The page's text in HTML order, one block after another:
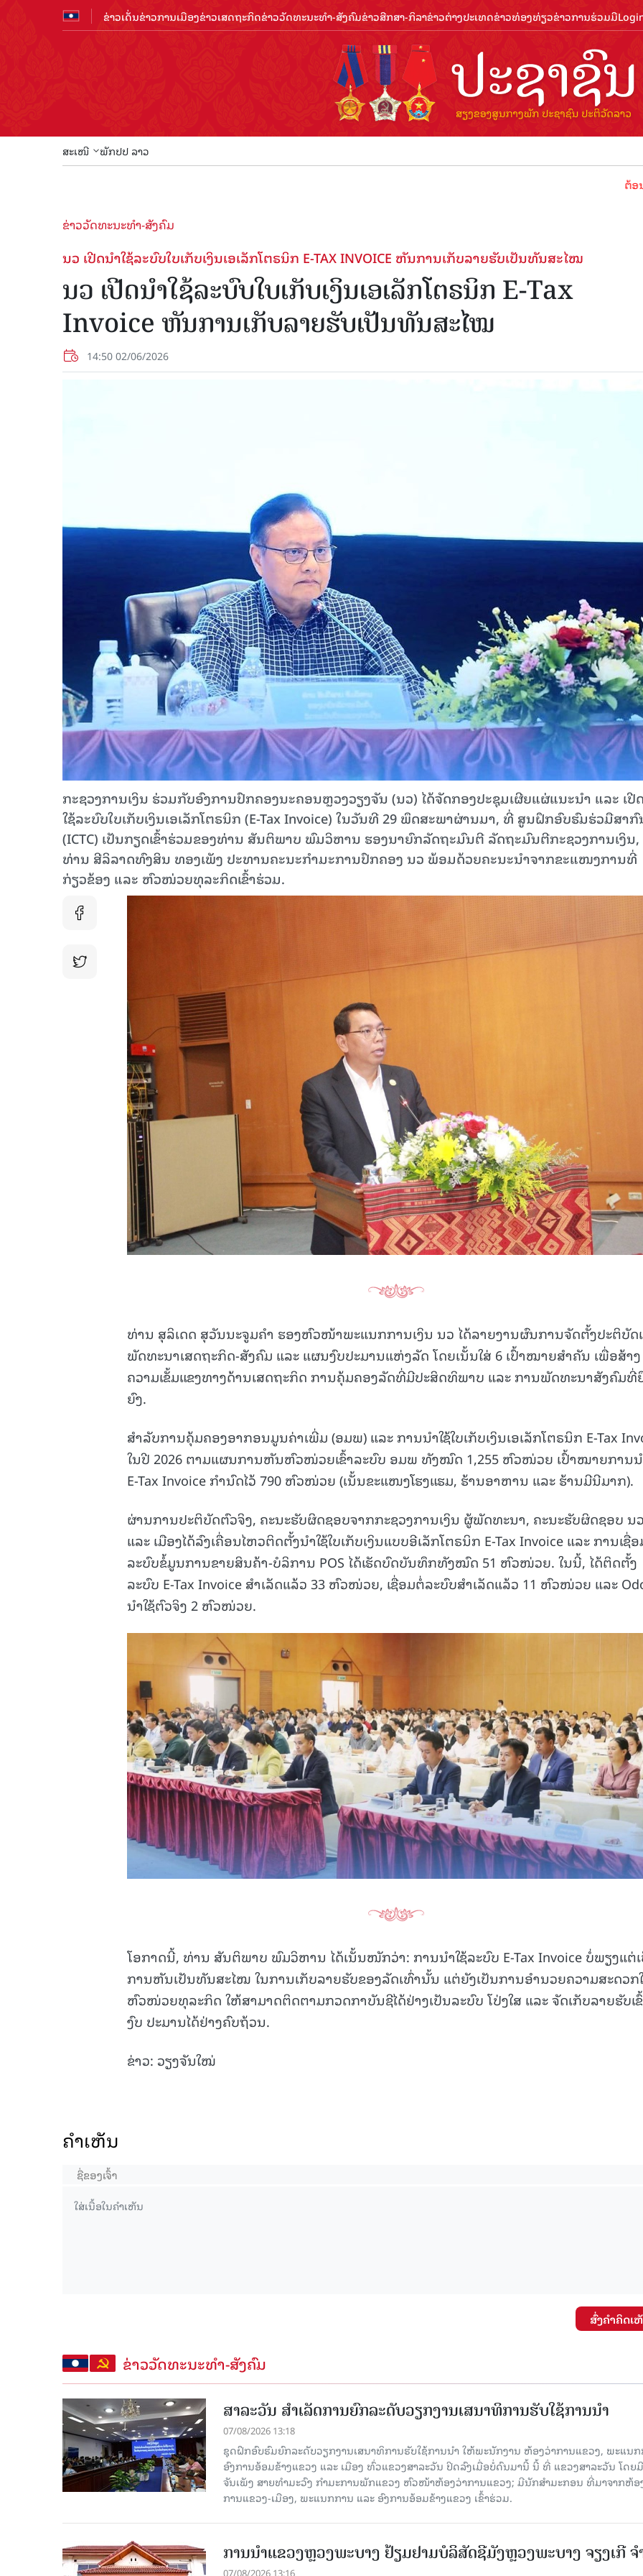
ຂ່າວເດັ່ນຂ່າວການເມືອງຂ່າວເສດຖະກິດຂ່າວວັດທະນະທຳ-ສັງຄົມຂ່າວສືກສາ-ກິລາຂ່າວຕ່າງປະເທດຂ່າວທ່ອງທ່ຽວຂ່າວການຮ່ວມມື
ສະເໜີ ພັກປປ ລາວ
ຕ້ອນຮັບປີທ່
ຂ່າວວັດທະນະທຳ-ສັງຄົມ
ນວ ເປີດນຳໃຊ້ລະບົບໃບເກັບເງິນເອເລັກໂຕຣນິກ E-TAX INVOICE ຫັນການເກັບລາຍຮັບເປັນທັນສະໄໝ
ນວ ເປີດນຳໃຊ້ລະບົບໃບເກັບເງິນເອເລັກໂຕຣນິກ E-Tax
Invoice ຫັນການເກັບລາຍຮັບເປັນທັນສະໄໝ
14:50 02/06/2026
ກະຊວງການເງິນ ຮ່ວມກັບອົງການປົກຄອງນະຄອນຫຼວງວຽງຈັນ (ນວ) ໄດ້ຈັດກອງປະຊຸມເຜີຍແຜ່ແນະນໍາ ແລະ ເປີ
ໃຊ້ລະບົບໃບເກັບເງິນເອເລັກໂຕຣນິກ (E-Tax Invoice) ໃນວັນທີ 29 ພຶດສະພາຜ່ານມາ, ທີ່ ສູນຝຶກອົບຮົມຮ່ວມືສາ
(ICTC) ເປັນກຽດເຂົ້າຮ່ວມຂອງທ່ານ ສັນຕິພາບ ພົມວິຫານ ຮອງນາຍົກລັດຖະມົນຕີ ລັດຖະມົນຕີກະຊວງການເງິນ,
ທ່ານ ສີລິລາດທົງສິນ ທອງເພັງ ປະທານຄະນະກຳມະການປົກຄອງ ນວ ພ້ອມດ້ວຍຄະນະນຳຈາກຂະແໜງການທີ່
ກ່ຽວຂ້ອງ ແລະ ຫົວໜ່ວຍທຸລະກິດເຂົ້າຮ່ວມ.
ທ່ານ ສຸລິເດດ ສຸວັນນະຈູມຄໍາ ຮອງຫົວໜ້າພະແນກການເງິນ ນວ ໄດ້ລາຍງານຜົນການຈັດຕັ້ງປະຕິບັດ
ພັດທະນາເສດຖະກິດ-ສັງຄົມ ແລະ ແຜນງົບປະມານແຫ່ງລັດ ໂດຍເນັ້ນໃສ່ 6 ເປົ້າໝາຍສຳຄັນ ເພື່ອສ້າງ
ຄວາມເຂັ້ມແຂງທາງດ້ານເສດຖະກິດ ການຄຸ້ມຄອງລັດທີ່ມີປະສິດທິພາບ ແລະ ການພັດທະນາສັງຄົມທີ່
ຍົງ.
ສຳລັບການຄຸ້ມຄອງອາກອນມູນຄ່າເພີ່ມ (ອມພ) ແລະ ການນຳໃຊ້ໃບເກັບເງິນເອເລັກໂຕຣນິກ E-Tax
ໃນປີ 2026 ຕາມແຜນການຫັນຫົວໜ່ວຍເຂົ້າລະບົບ ອມພ ທັງໝົດ 1,255 ຫົວໜ່ວຍ ເປົ້າໝາຍການນ
E-Tax Invoice ກຳນົດໄວ້ 790 ຫົວໜ່ວຍ (ເນັ້ນຂະແໜງໂຮງແຮມ, ຮ້ານອາຫານ ແລະ ຮ້ານມີນີມາກ).
ຜ່ານການປະຕິບັດຕົວຈິງ, ຄະນະຮັບຜິດຊອບຈາກກະຊວງການເງິນ ຜູ້ພັດທະນາ, ຄະນະຮັບຜິດຊອບ ນວ
ແລະ ເມືອງໄດ້ລົງເຄື່ອນໄຫວຕິດຕັ້ງນໍາໃຊ້ໃບເກັບເງິນແບບອີເລັກໂຕຣນິກ E-Tax Invoice ແລະ ການເຊື່
ລະບົບຂໍ້ມູນການຂາຍສິນຄ້າ-ບໍລິການ POS ໄດ້ເຮັດບົດບັນທຶກທັງໝົດ 51 ຫົວໜ່ວຍ. ໃນນີ້, ໄດ້ຕິດຕັ້ງ
ລະບົບ E-Tax Invoice ສໍາເລັດແລ້ວ 33 ຫົວໜ່ວຍ, ເຊື່ອມຕໍ່ລະບົບສໍາເລັດແລ້ວ 11 ຫົວໜ່ວຍ ແລະ
ນໍາໃຊ້ຕົວຈິງ 2 ຫົວໜ່ວຍ.
ໂອກາດນີ້, ທ່ານ ສັນຕິພາບ ພົມວິຫານ ໄດ້ເນັ້ນໜັກວ່າ: ການນໍາໃຊ້ລະບົບ E-Tax Invoice ບໍ່ພຽງແຕ່
ການຫັນເປັນທັນສະໄໝ ໃນການເກັບລາຍຮັບຂອງລັດເທົ່ານັ້ນ ແຕ່ຍັງເປັນການອຳນວຍຄວາມສະດວກ
ຫົວໜ່ວຍທຸລະກິດ ໃຫ້ສາມາດຕິດຕາມກວດກາບັນຊີໄດ້ຢ່າງເປັນລະບົບ ໂປ່ງໃສ ແລະ ຈັດເກັບລາຍຮັບເ
ງົບ ປະມານໄດ້ຢ່າງຄົບຖ້ວນ.
ຂ່າວ: ວຽງຈັນໃໝ່
ຄໍາເຫັນ
ສົ່ງຄໍາຄິດເ
ຂ່າວວັດທະນະທຳ-ສັງຄົມ
ສາລະວັນ ສໍາເລັດການຍົກລະດັບວຽກງານເສນາທິການຮັບໃຊ້ການນໍາ
07/08/2026 13:18
ຊຸດຝຶກອົບຮົມຍົກລະດັບວຽກງານເສນາທິການຮັບໃຊ້ການນໍາ ໃຫ້ພະນັກງານ ຫ້ອງວ່າການແຂວງ, ພະແນ
ອົງການອ້ອມຂ້າງແຂວງ ແລະ ເມືອງ ທົ່ວແຂວງສາລະວັນ ປິດລົງເມື່ອ​ບໍ່​ດົນ​ມາ​ນີ້ ນີ້ ທີ່ ແຂວງສາລະວັນ ໂດຍ​
ຈັນເພັງ ສາຍທຳມະວົງ ກຳມະການພັກແຂວງ ຫົວໜ້າຫ້ອງວ່າການແຂວງ; ມີນັກສຳມະກອນ ທີ່ມາຈາກຫ້ອ
ການແຂວງ-ເມືອງ, ພະແນກການ ແລະ ອົງການອ້ອມຂ້າງແຂວງ ເຂົ້າຮ່ວມ.
ການນຳແຂວງຫຼວງພະບາງ ຢ້ຽມ​ຢາມບໍ​ລິ​ສັດຊີມັງຫຼວງພະບາງ ຈຽງເກີ ຈໍ
07/08/2026 13:16